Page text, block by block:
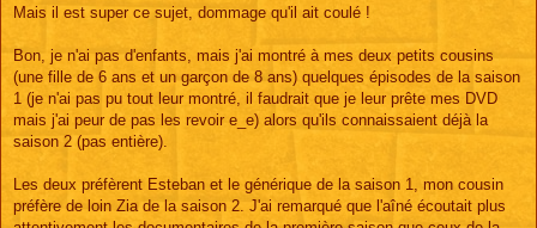
s
g
Mais il est super ce sujet, dommage qu'il ait coulé !
Bon, je n'ai pas d'enfants, mais j'ai montré à mes deux petits cousins
(une fille de 6 ans et un garçon de 8 ans) quelques épisodes de la saison
1 (je n'ai pas pu tout leur montré, il faudrait que je leur prête mes DVD
mais j'ai peur de pas les revoir e_e) alors qu'ils connaissaient déjà la
saison 2 (pas entière).
Les deux préfèrent Esteban et le générique de la saison 1, mon cousin
préfère de loin Zia de la saison 2. J'ai remarqué que l'aîné écoutait plus